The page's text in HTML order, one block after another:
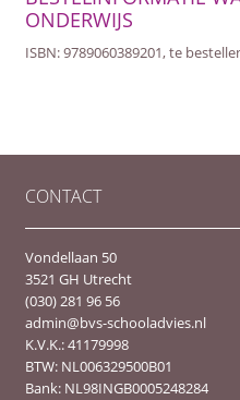
ONDERWIJS
ISBN: 9789060389201, te
CONTACT
Vondellaan 50
3521 GH Utrecht
(030) 281 96 56
admin@bvs-schooladvies.nl
K.V.K.: 41179998
BTW: NL006329500B01
Bank: NL98INGB0005248284